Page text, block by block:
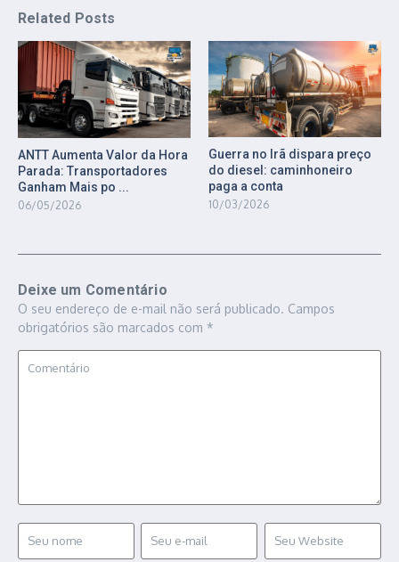
Related Posts
ANTT Aumenta Valor da Hora
Parada: Transportadores
Ganham Mais po ...
06/05/2026
Guerra no Irã dispara preço
do diesel: caminhoneiro
paga a conta
10/03/2026
Deixe um Comentário
O seu endereço de e-mail não será publicado. Campos
obrigatórios são marcados com *